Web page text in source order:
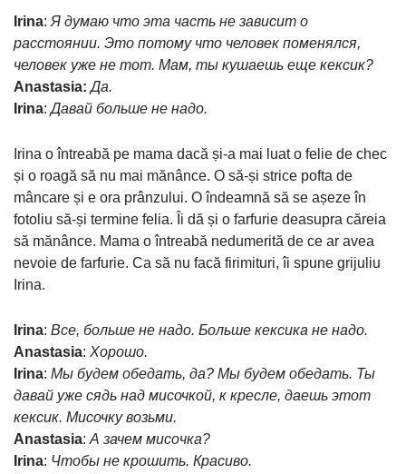
Irina: Я думаю что эта часть не зависит о
расстоянии. Это потому что человек поменялся,
человек уже не тот. Мам, ты кушаешь еще кексик?
Anastasia: Да.
Irina:Давай больше не надо.
Irina o întreabă pe mama dacă și-a mai luat o felie de chec
și o roagă să nu mai mănânce. O să-și strice pofta de
mâncare și e ora prânzului. O îndeamnă să se așeze în
fotoliu să-și termine felia. Îi dă și o farfurie deasupra căreia
să mănânce. Mama o întreabă nedumerită de ce ar avea
nevoie de farfurie. Ca să nu facă firimituri, îi spune grijuliu
Irina.
Irina: Все, больше не надо. Больше кексика не надо.
Anastasia: Хорошо.
Irina: Мы будем обедать, да? Мы будем обедать. Ты
давай уже сядь над мисочкой, к кресле, даешь этот
кексик. Мисочку возьми.
Anastasia: А зачем мисoчка?
Irina: Чтобы не крошить. Красиво.